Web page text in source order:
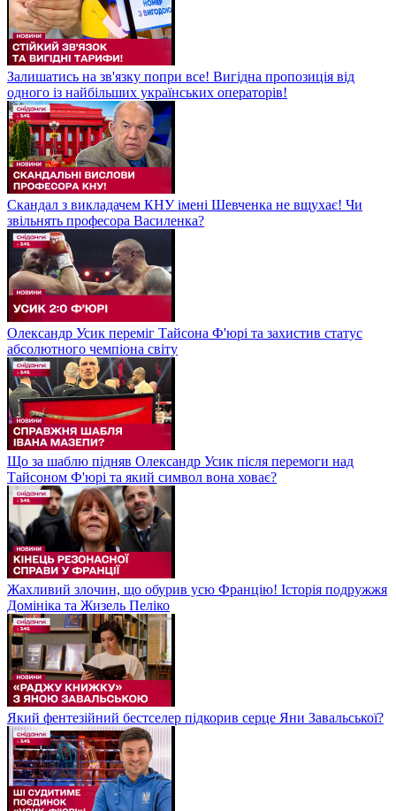
Залишатись на зв'язку попри все! Вигідна пропозиція від
одного із найбільших українських операторів!
Скандал з викладачем КНУ імені Шевченка не вщухає! Чи
звільнять професора Василенка?
Олександр Усик переміг Тайсона Ф'юрі та захистив статус
абсолютного чемпіона світу
Що за шаблю підняв Олександр Усик після перемоги над
Тайсоном Ф'юрі та який символ вона ховає?
Жахливий злочин, що обурив усю Францію! Історія подружжя
Домініка та Жизель Пеліко
Який фентезійний бестселер підкорив серце Яни Завальської?